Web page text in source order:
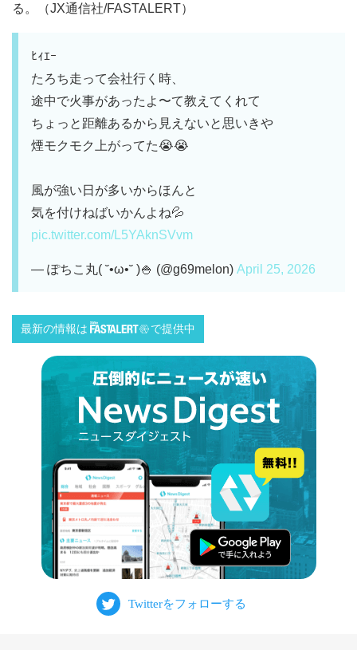
る。（JX通信社/FASTALERT）
ﾋｨｴｰ
たろち走って会社行く時、
途中で火事があったよ〜て教えてくれて
ちょっと距離あるから見えないと思いきや
煙モクモク上がってた😭😭
風が強い日が多いからほんと
気を付けねばいかんよね💦
pic.twitter.com/L5YAknSVvm
— ぽちこ丸( ˘•ω•˘ )🍚 (@g69melon) April 25, 2026
最新の情報は で提供中